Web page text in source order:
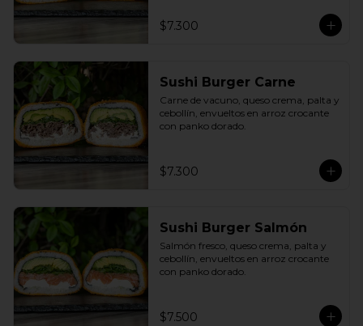
$7.300
Sushi Burger Carne
Carne de vacuno, queso crema, palta y
cebollín, envueltos en arroz crocante
con panko dorado.
$7.300
Sushi Burger Salmón
Salmón fresco, queso crema, palta y
cebollín, envueltos en arroz crocante
con panko dorado.
$7.500